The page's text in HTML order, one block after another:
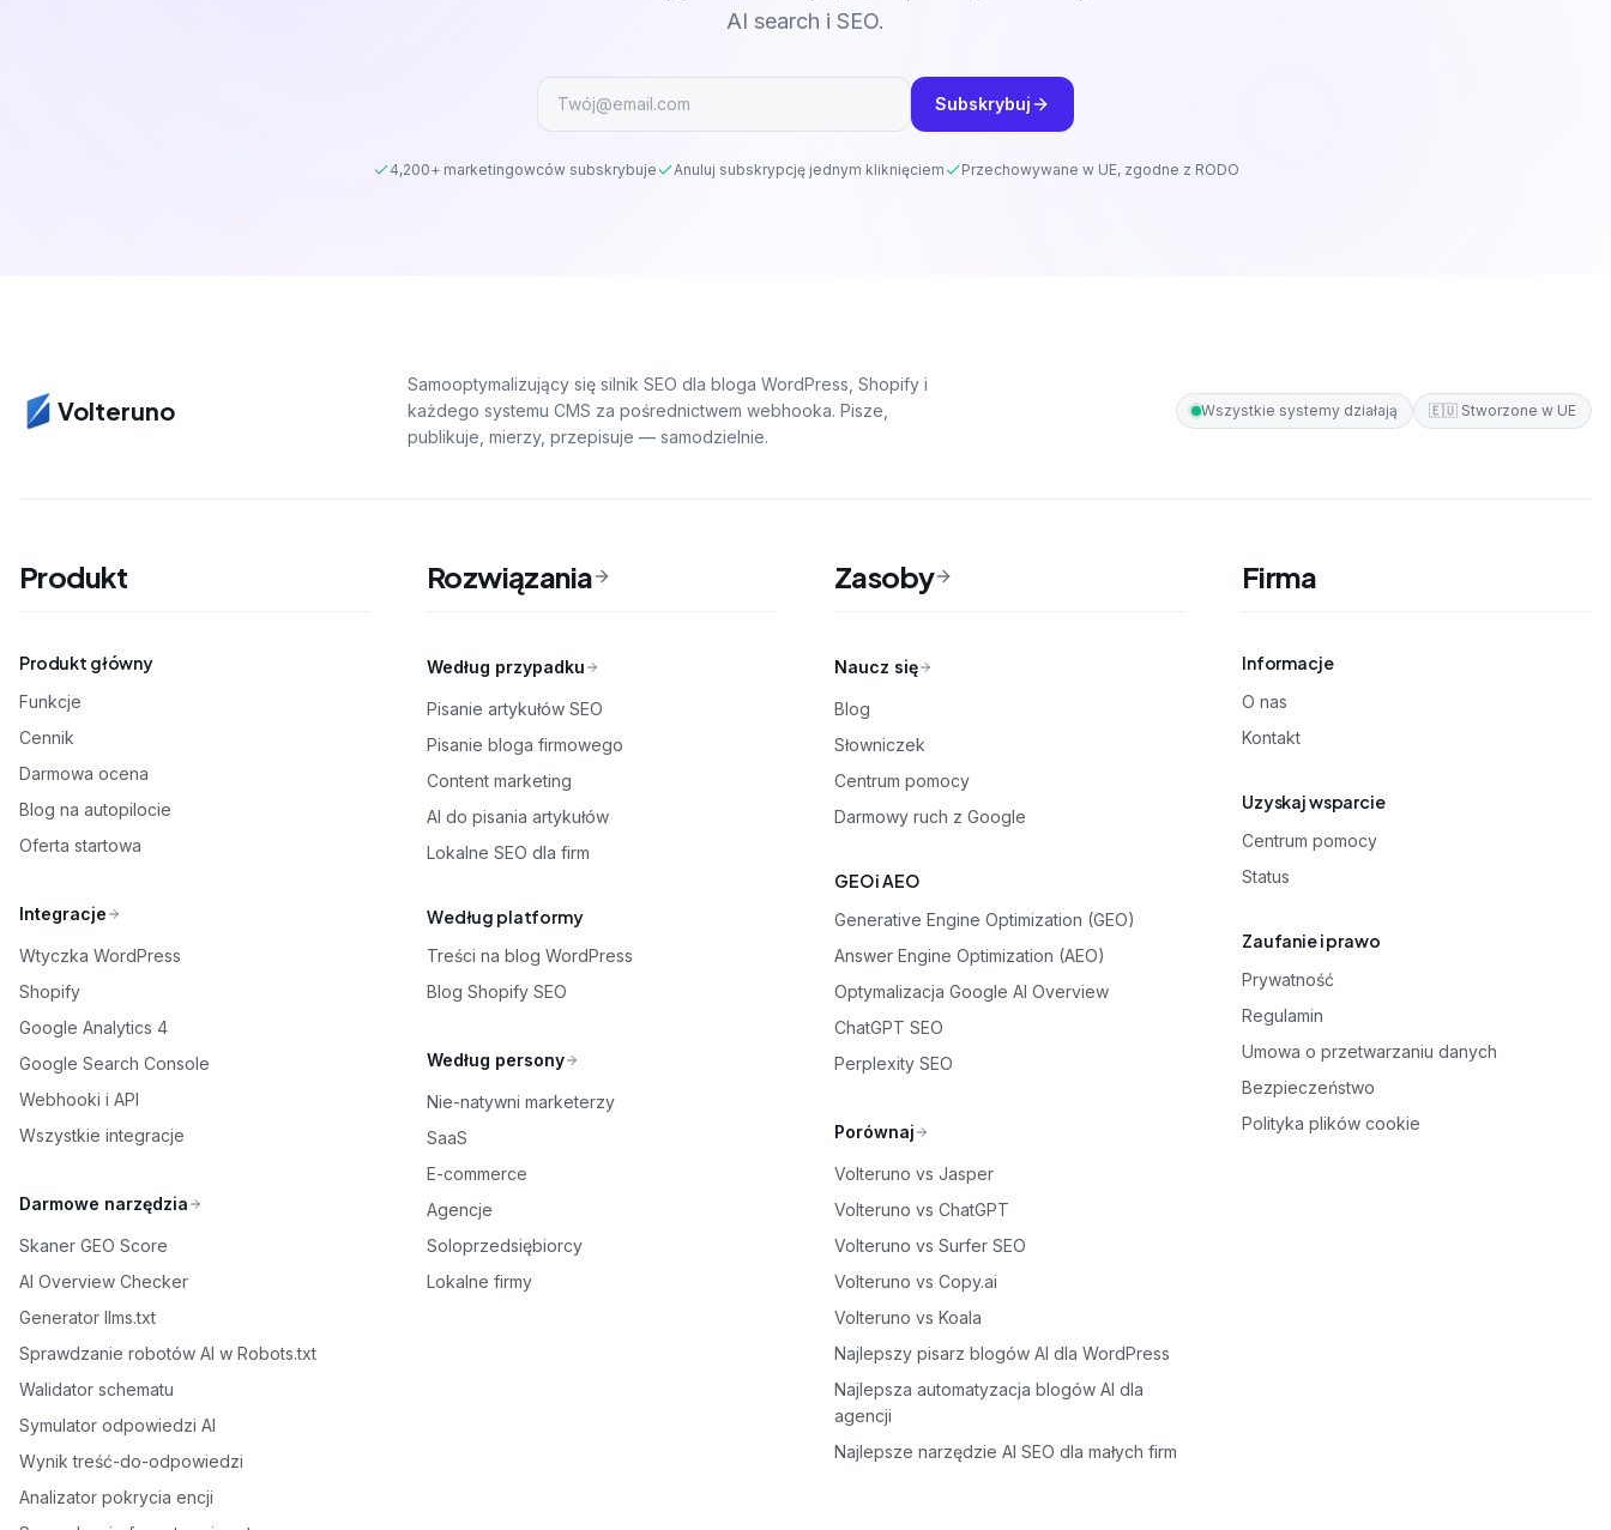
AI search i SEO.
Subskrybuj
4,200+ marketingowców subskrybuje Anuluj subskrypcję jednym kliknięciem Przechowywane w UE, zgodne z RODO
Volteruno
Samooptymalizujący się silnik SEO dla bloga WordPress, Shopify i
każdego systemu CMS za pośrednictwem webhooka. Pisze,
publikuje, mierzy, przepisuje — samodzielnie.
Wszystkie systemy działają 🇪🇺 Stworzone w UE
Produkt
Produkt główny
Funkcje
Cennik
Darmowa ocena
Blog na autopilocie
Oferta startowa
Integracje
Wtyczka WordPress
Shopify
Google Analytics 4
Google Search Console
Webhooki i API
Wszystkie integracje
Darmowe narzędzia
Skaner GEO Score
AI Overview Checker
Generator llms.txt
Sprawdzanie robotów AI w Robots.txt
Walidator schematu
Symulator odpowiedzi AI
Wynik treść-do-odpowiedzi
Analizator pokrycia encji
Rozwiązania
Według przypadku
Pisanie artykułów SEO
Pisanie bloga firmowego
Content marketing
AI do pisania artykułów
Lokalne SEO dla firm
Według platformy
Treści na blog WordPress
Blog Shopify SEO
Według persony
Nie-natywni marketerzy
SaaS
E-commerce
Agencje
Soloprzedsiębiorcy
Lokalne firmy
Zasoby
Naucz się
Blog
Słowniczek
Centrum pomocy
Darmowy ruch z Google
GEO i AEO
Generative Engine Optimization (GEO)
Answer Engine Optimization (AEO)
Optymalizacja Google AI Overview
ChatGPT SEO
Perplexity SEO
Porównaj
Volteruno vs Jasper
Volteruno vs ChatGPT
Volteruno vs Surfer SEO
Volteruno vs Copy.ai
Volteruno vs Koala
Najlepszy pisarz blogów AI dla WordPress
Najlepsza automatyzacja blogów AI dla
agencji
Najlepsze narzędzie AI SEO dla małych firm
Firma
Informacje
O nas
Kontakt
Uzyskaj wsparcie
Centrum pomocy
Status
Zaufanie i prawo
Prywatność
Regulamin
Umowa o przetwarzaniu danych
Bezpieczeństwo
Polityka plików cookie